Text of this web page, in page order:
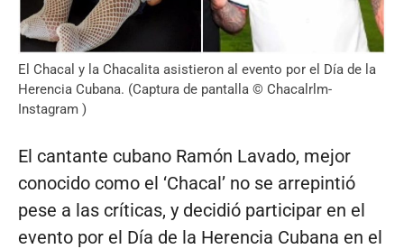
El Chacal y la Chacalita asistieron al evento por el Día de la
Herencia Cubana. (Captura de pantalla © Chacalrlm-
Instagram )
El cantante cubano Ramón Lavado, mejor
conocido como el ‘Chacal’ no se arrepintió
pese a las críticas, y decidió participar en el
evento por el Día de la Herencia Cubana en el